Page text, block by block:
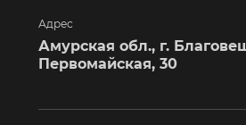
Адрес
Амурская обл., г.
Первомайская, 30